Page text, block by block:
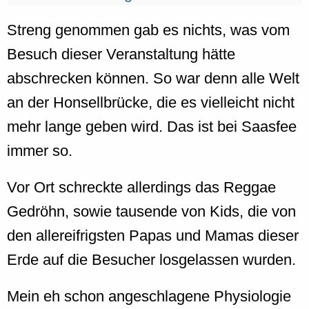
Streng genommen gab es nichts, was vom
Besuch dieser Veranstaltung hätte
abschrecken können. So war denn alle Welt
an der Honsellbrücke, die es vielleicht nicht
mehr lange geben wird. Das ist bei Saasfee
immer so.
Vor Ort schreckte allerdings das Reggae
Gedröhn, sowie tausende von Kids, die von
den allereifrigsten Papas und Mamas dieser
Erde auf die Besucher losgelassen wurden.
Mein eh schon angeschlagene Physiologie